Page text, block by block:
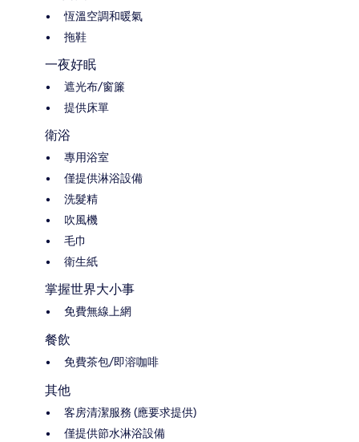
恆溫空調和暖氣
拖鞋
一夜好眠
遮光布/窗簾
提供床單
衛浴
專用浴室
僅提供淋浴設備
洗髮精
吹風機
毛巾
衛生紙
掌握世界大小事
免費無線上網
餐飲
免費茶包/即溶咖啡
其他
客房清潔服務 (應要求提供)
僅提供節水淋浴設備